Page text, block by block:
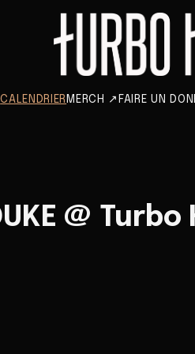
CALENDRIER MERCH ↗ FAIRE UN DON
@